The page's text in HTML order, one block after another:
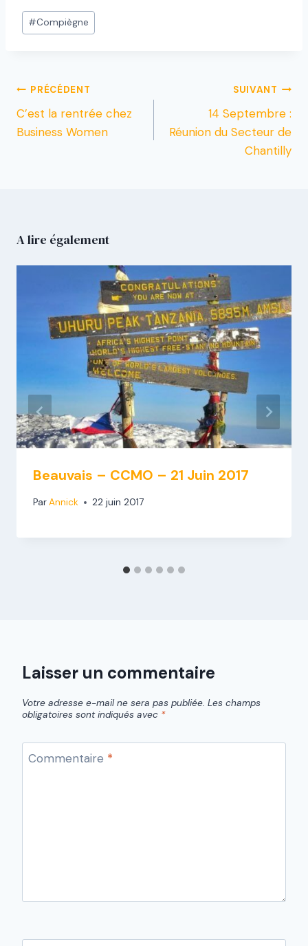
#Compiègne
PRÉCÉDENT
C’est la rentrée chez
Business Women
SUIVANT
14 Septembre :
Réunion du Secteur de
Chantilly
A lire également
Beauvais – CCMO – 21 Juin 2017
ParAnnick 22 juin 2017
Laisser un commentaire
Votre adresse e-mail ne sera pas publiée. Les champs
obligatoires sont indiqués avec *
Commentaire *